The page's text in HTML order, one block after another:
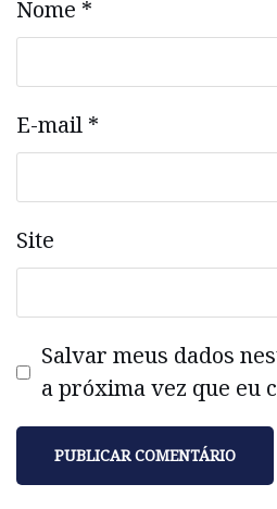
Nome *
E-mail *
Site
Salvar meus dados
a próxima vez que eu